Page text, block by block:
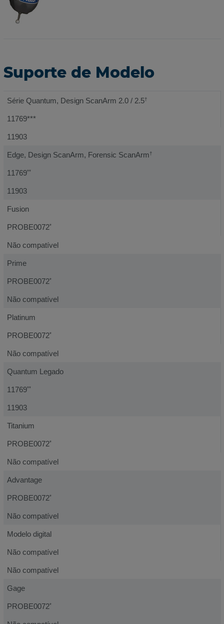
Suporte de Modelo
Série Quantum, Design ScanArm 2.0 / 2.5†
11769***
11903
Edge, Design ScanArm, Forensic ScanArm†
11769**
11903
Fusion
PROBE0072*
Não compatível
Prime
PROBE0072*
Não compatível
Platinum
PROBE0072*
Não compatível
Quantum Legado
11769**
11903
Titanium
PROBE0072*
Não compatível
Advantage
PROBE0072*
Não compatível
Modelo digital
Não compatível
Não compatível
Gage
PROBE0072*